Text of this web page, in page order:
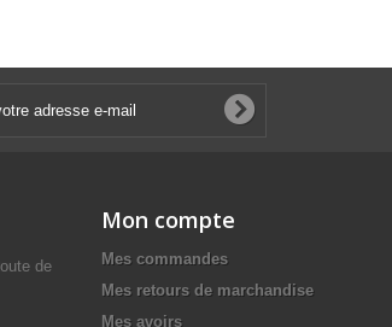
de
Mon compte
Mes commandes
Mes retours de marchandise
Mes avoirs